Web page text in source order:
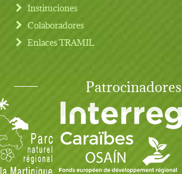
Instituciones
Colaboradores
Enlaces TRAMIL
Patrocinadores